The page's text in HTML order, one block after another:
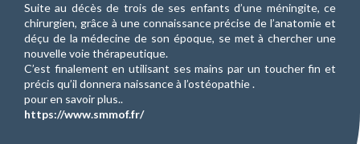
Suite au décès de trois de ses enfants d’une méningite, ce
chirurgien, grâce à une connaissance précise de l’anatomie et
déçu de la médecine de son époque, se met à chercher une
nouvelle voie thérapeutique.
C’est finalement en utilisant ses mains par un toucher fin et
précis qu’il donnera naissance à l’ostéopathie .
pour en savoir plus..
https://www.smmof.fr/